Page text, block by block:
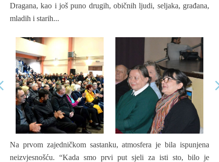
Dragana, kao i još puno drugih, običnih ljudi, seljaka, građana,
mladih i starih...
Na prvom zajedničkom sastanku, atmosfera je bila ispunjena
neizvjesnošću. “Kada smo prvi put sjeli za isti sto, bilo je